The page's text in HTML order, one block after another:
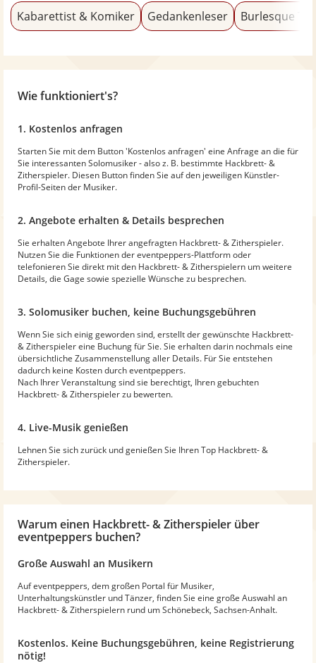
Kabarettist & Komiker Gedankenleser Burlesque
Wie funktioniert's?
1. Kostenlos anfragen
Starten Sie mit dem Button 'Kostenlos anfragen' eine Anfrage an die für
Sie interessanten Solomusiker - also z. B. bestimmte Hackbrett- &
Zitherspieler. Diesen Button finden Sie auf den jeweiligen Künstler-
Profil-Seiten der Musiker.
2. Angebote erhalten & Details besprechen
Sie erhalten Angebote Ihrer angefragten Hackbrett- & Zitherspieler.
Nutzen Sie die Funktionen der eventpeppers-Plattform oder
telefonieren Sie direkt mit den Hackbrett- & Zitherspielern um weitere
Details, die Gage sowie spezielle Wünsche zu besprechen.
3. Solomusiker buchen, keine Buchungsgebühren
Wenn Sie sich einig geworden sind, erstellt der gewünschte Hackbrett-
& Zitherspieler eine Buchung für Sie. Sie erhalten darin nochmals eine
übersichtliche Zusammenstellung aller Details. Für Sie entstehen
dadurch keine Kosten durch eventpeppers.
Nach Ihrer Veranstaltung sind sie berechtigt, Ihren gebuchten
Hackbrett- & Zitherspieler zu bewerten.
4. Live-Musik genießen
Lehnen Sie sich zurück und genießen Sie Ihren Top Hackbrett- &
Zitherspieler.
Warum einen Hackbrett- & Zitherspieler über
eventpeppers buchen?
Große Auswahl an Musikern
Auf eventpeppers, dem großen Portal für Musiker,
Unterhaltungskünstler und Tänzer, finden Sie eine große Auswahl an
Hackbrett- & Zitherspielern rund um Schönebeck, Sachsen-Anhalt.
Kostenlos. Keine Buchungsgebühren, keine Registrierung
nötig!